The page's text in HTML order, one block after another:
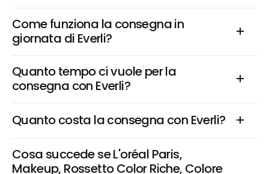
Come funziona la consegna in
giornata di Everli?
Quanto tempo ci vuole per la
consegna con Everli?
Quanto costa la consegna con Everli?
Cosa succede se L'oréal Paris,
Makeup, Rossetto Color Riche, Colore